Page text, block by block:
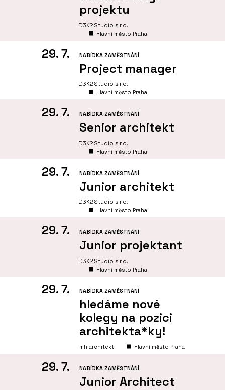
projektu
D3K2 Studio s.r.o.
Hlavní město Praha
29. 7. NABÍDKA ZAMĚSTNÁNÍ
Project manager
D3K2 Studio s.r.o.
Hlavní město Praha
29. 7. NABÍDKA ZAMĚSTNÁNÍ
Senior architekt
D3K2 Studio s.r.o.
Hlavní město Praha
29. 7. NABÍDKA ZAMĚSTNÁNÍ
Junior architekt
D3K2 Studio s.r.o.
Hlavní město Praha
29. 7. NABÍDKA ZAMĚSTNÁNÍ
Junior projektant
D3K2 Studio s.r.o.
Hlavní město Praha
29. 7. NABÍDKA ZAMĚSTNÁNÍ
hledáme nové
kolegy na pozici
architekta*ky!
mh architekti Hlavní město Praha
29. 7. NABÍDKA ZAMĚSTNÁNÍ
Junior Architect